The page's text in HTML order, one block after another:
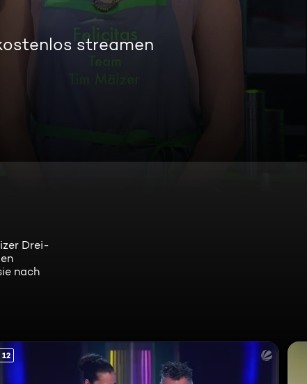
streamen
Drei-
nach
12